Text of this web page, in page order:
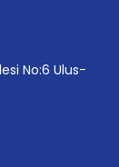
No:6 Ulus-